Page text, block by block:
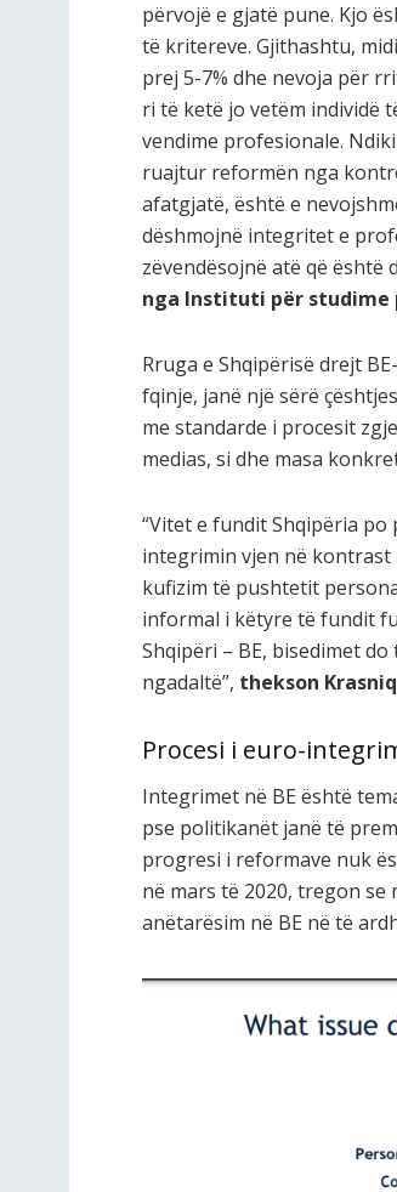
përvojë e gjatë pune. Kjo
të kritereve. Gjithashtu,
prej 5-7% dhe nevoja për
ri të ketë jo vetëm individë
vendime profesionale.
ruajtur reformën nga
afatgjatë, është e
dëshmojnë integritet e
zëvendësojnë atë që është
nga Instituti për studime
Rruga e Shqipërisë drejt
fqinje, janë një sërë
me standarde i procesit
medias, si dhe masa
“Vitet e fundit Shqipëria
integrimin vjen në
kufizim të pushtetit
informal i këtyre të fundit
Shqipëri – BE, bisedimet
ngadaltë”, thekson
Procesi i euro-
Integrimet në BE është
pse politikanët janë të
progresi i reformave nuk
në mars të 2020, tregon
anëtarësim në BE në të